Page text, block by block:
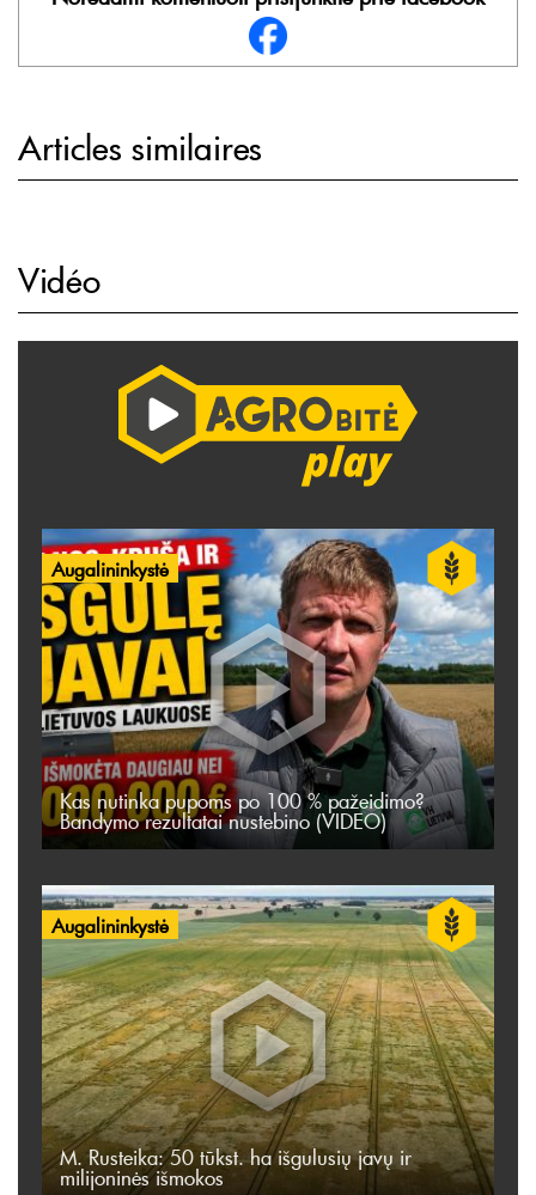
Articles similaires
Vidéo
Augalininkystė
Kas nutinka pupoms po 100 % pažeidimo?
Bandymo rezultatai nustebino (VIDEO)
Augalininkystė
M. Rusteika: 50 tūkst. ha išgulusių javų ir
milijoninės išmokos